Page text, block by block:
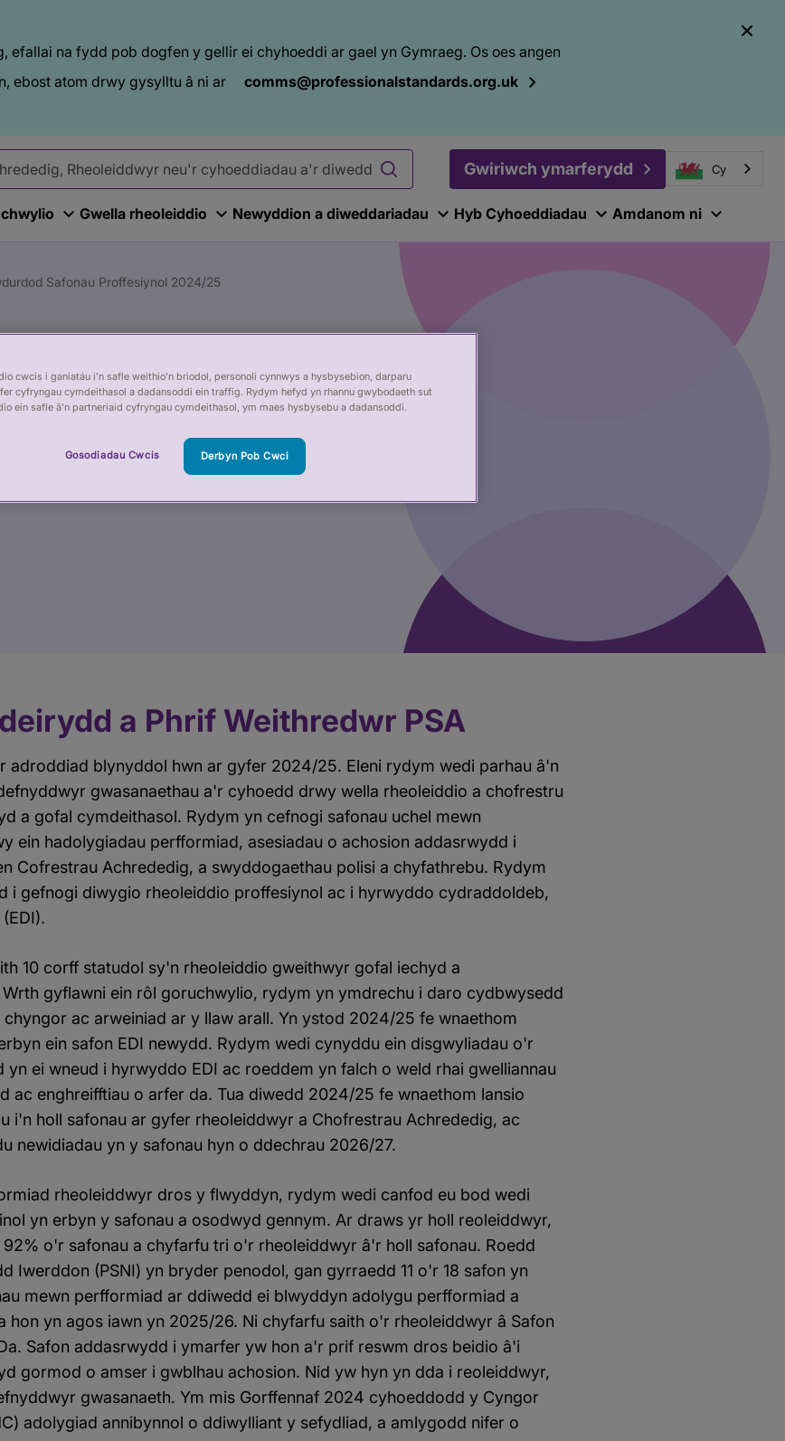
na fydd pob dogfen y gellir ei chyhoeddi ar gael yn Gymraeg. Os oes angen
ebost atom drwy gysylltu â ni ar
comms@professionalstandards.org.uk
Gwiriwch ymarferydd Cy
Gwella rheoleiddio Newyddion a diweddariadau Hyb Cyhoeddiadau Amdanom ni
Safonau Proffesiynol 2024/25
a Chyfrifon yr
a Phrif Weithredwr PSA
adroddiad blynyddol hwn ar gyfer 2024/25. Eleni rydym wedi parhau â'n
gwasanaethau a'r cyhoedd drwy wella rheoleiddio a chofrestru
a gofal cymdeithasol. Rydym yn cefnogi safonau uchel mewn
ein hadolygiadau perfformiad, asesiadau o achosion addasrwydd i
Cofrestrau Achrededig, a swyddogaethau polisi a chyfathrebu. Rydym
i gefnogi diwygio rheoleiddio proffesiynol ac i hyrwyddo cydraddoldeb,
10 corff statudol sy'n rheoleiddio gweithwyr gofal iechyd a
gyflawni ein rôl goruchwylio, rydym yn ymdrechu i daro cydbwysedd
ac arweiniad ar y llaw arall. Yn ystod 2024/25 fe wnaethom
ein safon EDI newydd. Rydym wedi cynyddu ein disgwyliadau o'r
ei wneud i hyrwyddo EDI ac roeddem yn falch o weld rhai gwelliannau
ac enghreifftiau o arfer da. Tua diwedd 2024/25 fe wnaethom lansio
i'n holl safonau ar gyfer rheoleiddwyr a Chofrestrau Achrededig, ac
newidiadau yn y safonau hyn o ddechrau 2026/27.
rheoleiddwyr dros y flwyddyn, rydym wedi canfod eu bod wedi
yn erbyn y safonau a osodwyd gennym. Ar draws yr holl reoleiddwyr,
o'r safonau a chyfarfu tri o'r rheoleiddwyr â'r holl safonau. Roedd
Iwerddon (PSNI) yn bryder penodol, gan gyrraedd 11 o'r 18 safon yn
mewn perfformiad ar ddiwedd ei blwyddyn adolygu perfformiad a
yn agos iawn yn 2025/26. Ni chyfarfu saith o'r rheoleiddwyr â Safon
Safon addasrwydd i ymarfer yw hon a'r prif reswm dros beidio â'i
gormod o amser i gwblhau achosion. Nid yw hyn yn dda i reoleiddwyr,
gwasanaeth. Ym mis Gorffennaf 2024 cyhoeddodd y Cyngor
adolygiad annibynnol o ddiwylliant y sefydliad, a amlygodd nifer o
cwcis i ganiatáu i’n safle weithio’n briodol, personoli cynnwys a hysbysebion, darparu
cyfryngau cymdeithasol a dadansoddi ein traffig. Rydym hefyd yn rhannu gwybodaeth sut
ein safle â’n partneriaid cyfryngau cymdeithasol, ym maes hysbysebu a dadansoddi.
Gosodiadau Cwcis Derbyn Pob Cwci